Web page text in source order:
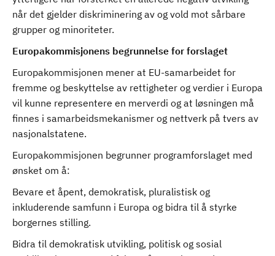
når det gjelder diskriminering av og vold mot sårbare
grupper og minoriteter.
Europakommisjonens begrunnelse for forslaget
Europakommisjonen mener at EU-samarbeidet for
fremme og beskyttelse av rettigheter og verdier i Europa
vil kunne representere en merverdi og at løsningen må
finnes i samarbeidsmekanismer og nettverk på tvers av
nasjonalstatene.
Europakommisjonen begrunner programforslaget med
ønsket om å:
Bevare et åpent, demokratisk, pluralistisk og
inkluderende samfunn i Europa og bidra til å styrke
borgernes stilling.
Bidra til demokratisk utvikling, politisk og sosial